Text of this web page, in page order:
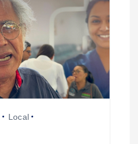
Local